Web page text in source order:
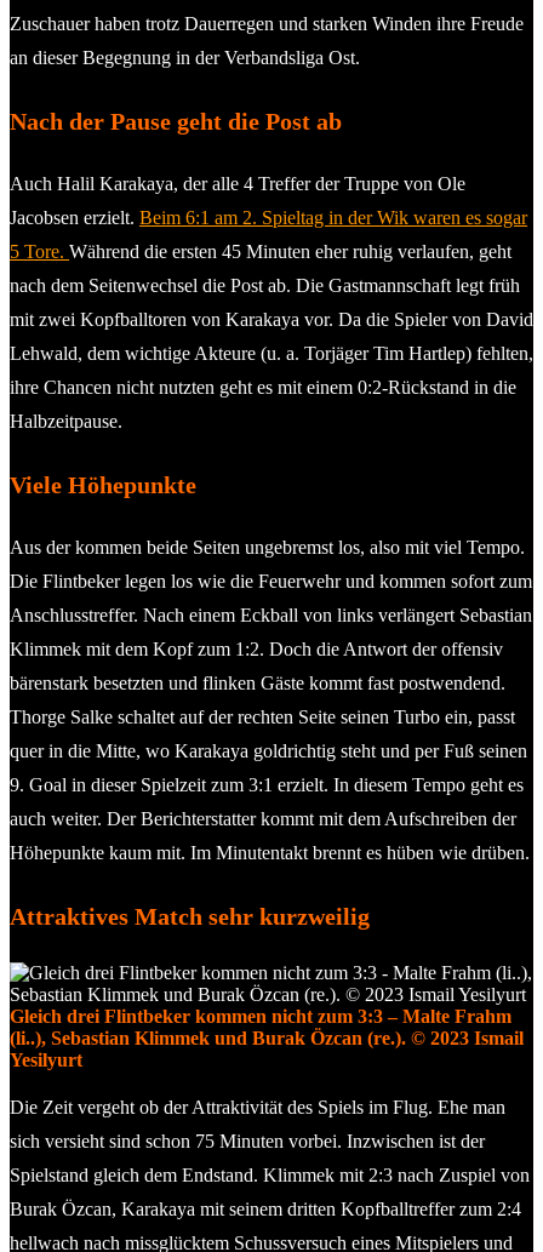
Zuschauer haben trotz Dauerregen und starken Winden ihre Freude
an dieser Begegnung in der Verbandsliga Ost.
Nach der Pause geht die Post ab
Auch Halil Karakaya, der alle 4 Treffer der Truppe von Ole
Jacobsen erzielt. Beim 6:1 am 2. Spieltag in der Wik waren es sogar
5 Tore. Während die ersten 45 Minuten eher ruhig verlaufen, geht
nach dem Seitenwechsel die Post ab. Die Gastmannschaft legt früh
mit zwei Kopfballtoren von Karakaya vor. Da die Spieler von David
Lehwald, dem wichtige Akteure (u. a. Torjäger Tim Hartlep) fehlten,
ihre Chancen nicht nutzten geht es mit einem 0:2-Rückstand in die
Halbzeitpause.
Viele Höhepunkte
Aus der kommen beide Seiten ungebremst los, also mit viel Tempo.
Die Flintbeker legen los wie die Feuerwehr und kommen sofort zum
Anschlusstreffer. Nach einem Eckball von links verlängert Sebastian
Klimmek mit dem Kopf zum 1:2. Doch die Antwort der offensiv
bärenstark besetzten und flinken Gäste kommt fast postwendend.
Thorge Salke schaltet auf der rechten Seite seinen Turbo ein, passt
quer in die Mitte, wo Karakaya goldrichtig steht und per Fuß seinen
9. Goal in dieser Spielzeit zum 3:1 erzielt. In diesem Tempo geht es
auch weiter. Der Berichterstatter kommt mit dem Aufschreiben der
Höhepunkte kaum mit. Im Minutentakt brennt es hüben wie drüben.
Attraktives Match sehr kurzweilig
Gleich drei Flintbeker kommen nicht zum 3:3 – Malte Frahm
(li..), Sebastian Klimmek und Burak Özcan (re.). © 2023 Ismail
Yesilyurt
Die Zeit vergeht ob der Attraktivität des Spiels im Flug. Ehe man
sich versieht sind schon 75 Minuten vorbei. Inzwischen ist der
Spielstand gleich dem Endstand. Klimmek mit 2:3 nach Zuspiel von
Burak Özcan, Karakaya mit seinem dritten Kopfballtreffer zum 2:4
hellwach nach missglücktem Schussversuch eines Mitspielers und